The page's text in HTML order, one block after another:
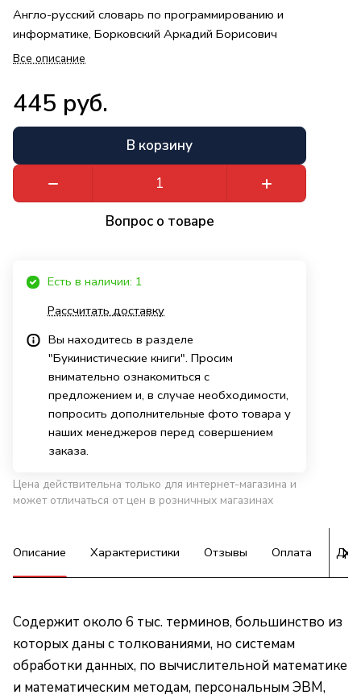
Англо-русский словарь по программированию и
информатике, Борковский Аркадий Борисович
Все описание
445 руб.
В корзину
Вопрос о товаре
Есть в наличии: 1
Рассчитать доставку
Вы находитесь в разделе
"Букинистические книги". Просим
внимательно ознакомиться с
предложением и, в случае необходимости,
попросить дополнительные фото товара у
наших менеджеров перед совершением
заказа.
Цена действительна только для интернет-магазина и
может отличаться от цен в розничных магазинах
Описание Характеристики Отзывы Оплата
Содержит около 6 тыс. терминов, большинство из
которых даны с толкованиями, но системам
обработки данных, по вычислительной математике
и математическим методам, персональным ЭВМ,